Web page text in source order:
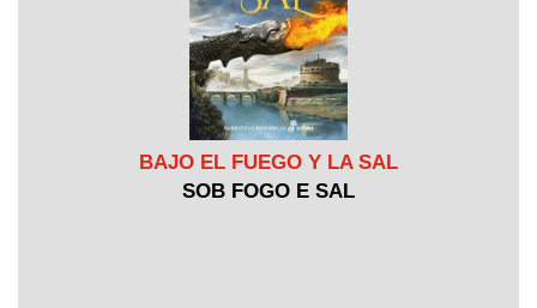
BAJO EL FUEGO Y LA SAL
SOB FOGO E SAL